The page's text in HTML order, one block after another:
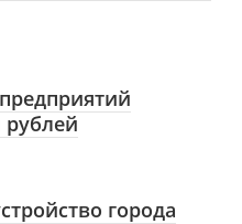
города